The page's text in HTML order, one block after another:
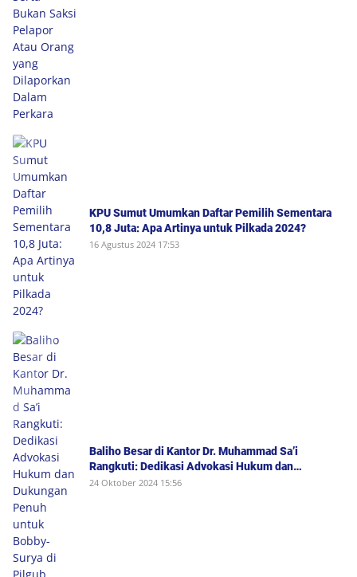
KPU Sumut Umumkan Daftar Pemilih Sementara
10,8 Juta: Apa Artinya untuk Pilkada 2024?
16 Agustus 2024 17:53
Baliho Besar di Kantor Dr. Muhammad Sa’i
Rangkuti: Dedikasi Advokasi Hukum dan
Dukungan Penuh untuk Bobby-Surya di Pilgub
24 Oktober 2024 15:56